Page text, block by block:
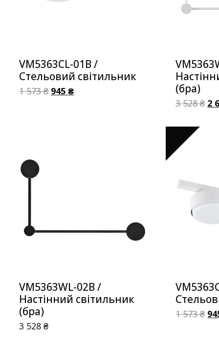
VM5363CL-01B /
Стельовий світильник
1 573₴ 945₴
(бра)
3 528₴ 2
VM5363WL-02B /
Настінний світильник
(бра)
3 528₴
1 573₴